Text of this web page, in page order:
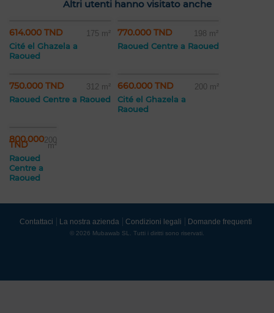
Altri utenti hanno visitato anche
614.000 TND 175 m²
Cité el Ghazela a
Raoued
770.000 TND 198 m²
Raoued Centre a Raoued
750.000 TND 312 m²
Raoued Centre a Raoued
660.000 TND 200 m²
Cité el Ghazela a
Raoued
800.000
TND 200
m²
Raoued
Centre a
Raoued
Contattaci La nostra azienda Condizioni legali Domande frequenti
© 2026 Mubawab SL. Tutti i diritti sono riservati.